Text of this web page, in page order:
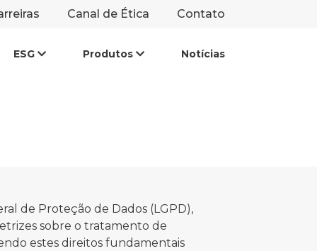
Canal de Ética Contato
ESG Produtos Notícias
de Proteção de Dados (LGPD),
sobre o tratamento de
estes direitos fundamentais